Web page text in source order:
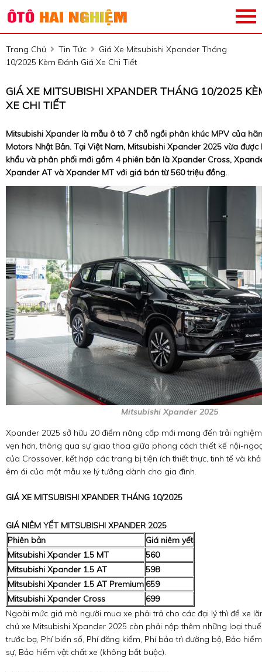
Trang Chủ Tin Tức
Giá Xe Mitsubishi Xpander Tháng
10/2025 Kèm Đánh Giá Xe Chi Tiết
GIÁ XE MITSUBISHI XPANDER THÁNG 10/2025
XE CHI TIẾT
Mitsubishi Xpander là mẫu ô tô 7 chỗ ngồi phân khúc MPV của
Motors Nhật Bản. Tại Việt Nam, Mitsubishi Xpander 2025 vừa
khẩu và phân phối mới gồm 4 phiên bản là Xpander Cross,
Xpander AT và Xpander MT với giá bán từ 560 triệu đồng.
Mitsubishi Xpander 2025
Xpander 2025 sở hữu 20 điểm nâng cấp mới mang đến trải
vẹn hơn, thông qua sự giao thoa giữa phong cách thiết kế nội-
của Crossover, kết hợp các trang bị tiện ích thiết thực, tinh tế và
êm ái của một mẫu xe lý tưởng dành cho gia đình.
GIÁ XE MITSUBISHI XPANDER THÁNG 10/2025
GIÁ NIÊM YẾT MITSUBISHI XPANDER 2025
Phiên bản
Giá niêm yết
Mitsubishi Xpander 1.5 MT
560
Mitsubishi Xpander 1.5 AT
598
Mitsubishi Xpander 1.5 AT Premium 659
Mitsubishi Xpander Cross
699
Ngoài mức giá mà người mua xe phải trả cho các đại lý thì để xe
chủ xe Mitsubishi Xpander 2025 còn phải nộp thêm những loại
trước bạ, Phí biển số, Phí đăng kiểm, Phí bảo trì đường bộ, Bảo
sự, Bảo hiểm vật chất xe (không bắt buộc).